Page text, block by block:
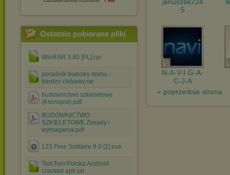
Ostatnio pobierane pliki
WinRAR 3.80 [PL].rar
poradnik budowy domu -
bardzo ciekawy.rar
budownictwo szkieletowe
(Kronopol).pdf
BUDOWNICTWO
SZKIELETOWE Zasady i
wymagania.pdf
123 Free Solitaire 9.0 [1].exe
TomTom Polska Android
cracked apk.rar
5
N-A-V-I-G-A-
C-J-A
« poprzednia strona